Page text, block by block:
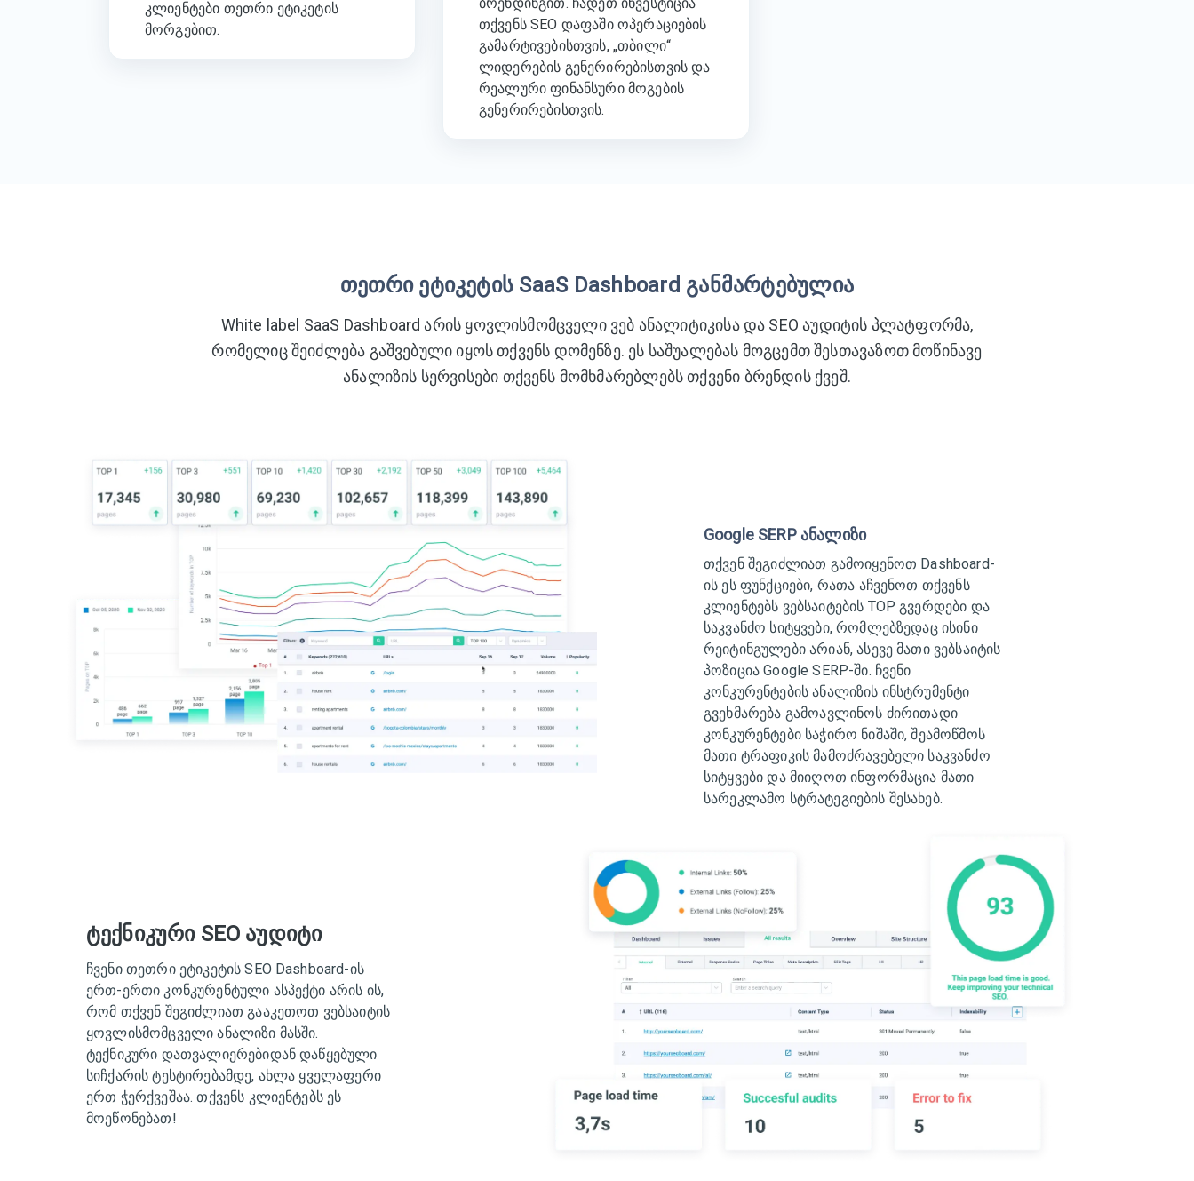
კლიენტები თეთრი ეტიკეტის
მორგებით.
თქვენს SEO დაფაში ოპერაციების
გამარტივებისთვის, „თბილი“
ლიდერების გენერირებისთვის და
რეალური ფინანსური მოგების
გენერირებისთვის.
თეთრი ეტიკეტის SaaS Dashboard განმარტებულია
White label SaaS Dashboard არის ყოვლისმომცველი ვებ ანალიტიკისა და SEO აუდიტის პლატფორმა,
რომელიც შეიძლება გაშვებული იყოს თქვენს დომენზე. ეს საშუალებას მოგცემთ შესთავაზოთ მოწინავე
ანალიზის სერვისები თქვენს მომხმარებლებს თქვენი ბრენდის ქვეშ.
Google SERP ანალიზი
თქვენ შეგიძლიათ გამოიყენოთ Dashboard-
ის ეს ფუნქციები, რათა აჩვენოთ თქვენს
კლიენტებს ვებსაიტების TOP გვერდები და
საკვანძო სიტყვები, რომლებზედაც ისინი
რეიტინგულები არიან, ასევე მათი ვებსაიტის
პოზიცია Google SERP-ში. ჩვენი
კონკურენტების ანალიზის ინსტრუმენტი
გვეხმარება გამოავლინოს ძირითადი
კონკურენტები საჭირო ნიშაში, შეამოწმოს
მათი ტრაფიკის მამოძრავებელი საკვანძო
სიტყვები და მიიღოთ ინფორმაცია მათი
სარეკლამო სტრატეგიების შესახებ.
ტექნიკური SEO აუდიტი
ჩვენი თეთრი ეტიკეტის SEO Dashboard-ის
ერთ-ერთი კონკურენტული ასპექტი არის ის,
რომ თქვენ შეგიძლიათ გააკეთოთ ვებსაიტის
ყოვლისმომცველი ანალიზი მასში.
ტექნიკური დათვალიერებიდან დაწყებული
სიჩქარის ტესტირებამდე, ახლა ყველაფერი
ერთ ჭერქვეშაა. თქვენს კლიენტებს ეს
მოეწონებათ!